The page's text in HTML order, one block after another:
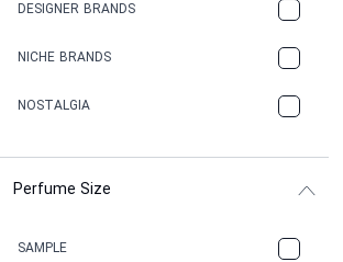
DESIGNER BRANDS
NICHE BRANDS
NOSTALGIA
Perfume Size
SAMPLE